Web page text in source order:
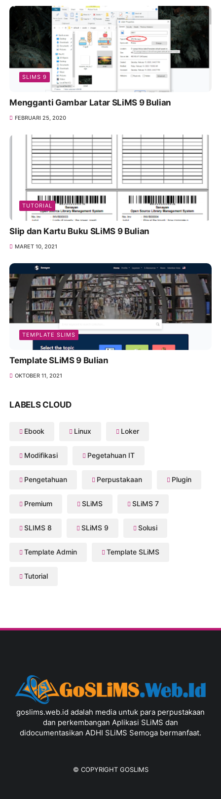
SLIMS 9
Mengganti Gambar Latar SLiMS 9 Bulian
FEBRUARI 25, 2020
TUTORIAL
Slip dan Kartu Buku SLiMS 9 Bulian
MARET 10, 2021
TEMPLATE SLIMS
Template SLiMS 9 Bulian
OKTOBER 11, 2021
LABELS CLOUD
Ebook Linux Loker
Modifikasi Pegetahuan IT
Pengetahuan Perpustakaan Plugin
Premium SLiMS SLiMS 7
SLIMS 8 SLiMS 9 Solusi
Template Admin Template SLiMS
Tutorial
goslims.web.id adalah media untuk para perpustakaan
dan perkembangan Aplikasi SLiMS dan
didocumentasikan ADHI SLiMS Semoga bermanfaat.
© COPYRIGHT GOSLIMS